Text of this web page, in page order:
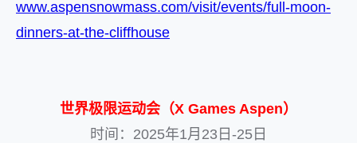
www.aspensnowmass.com/visit/events/full-moon-
dinners-at-the-cliffhouse
世界极限运动会（X Games Aspen）
时间：2025年1月23日-25日